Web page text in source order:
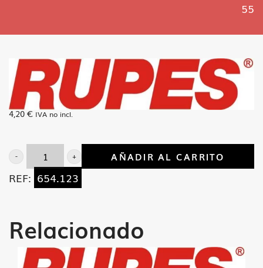
55
4,20 € IVA no incl.
Pulsador
fijacion
55
cantidad
AÑADIR AL CARRITO
REF: 654.123
Relacionado